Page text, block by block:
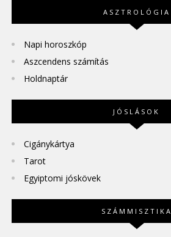
ASZTROLÓGIA
Napi horoszkóp
Aszcendens számítás
Holdnaptár
JÓSLÁSOK
Cigánykártya
Tarot
Egyiptomi jóskövek
SZÁMMISZTIKA